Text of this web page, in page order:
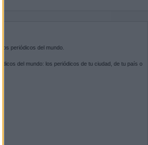
periódicos del mundo.
del mundo: los periódicos de tu ciudad, de tu país o